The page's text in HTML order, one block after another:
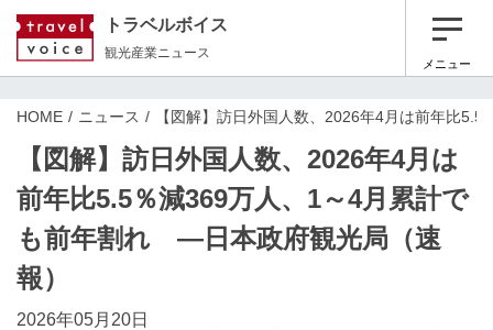
トラベルボイス
観光産業ニュース
メニュー
HOME ニュース 【図解】訪日外国人数、2026年4月は前年比
【図解】訪日外国人数、2026年4月は
前年比5.5％減369万人、1～4月累計で
も前年割れ ―日本政府観光局（速
報）
2026年05月20日